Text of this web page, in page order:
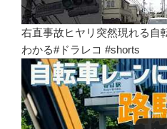
右直事故ヒヤリ突然現れる自
わかる#ドラレコ #shorts